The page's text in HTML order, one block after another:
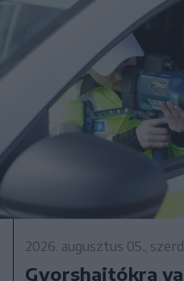
2026. augusztus 05.,
Gyorshajtókra